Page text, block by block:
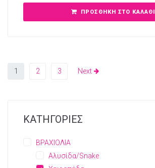
ΠΡΟΣΘΉΚΗ ΣΤΟ ΚΑΛΆΘΙ
1 2 3 Next
ΚΑΤΗΓΟΡΙΕΣ
ΒΡΑΧΙΟΛΙΑ
Αλυσίδα/Snake